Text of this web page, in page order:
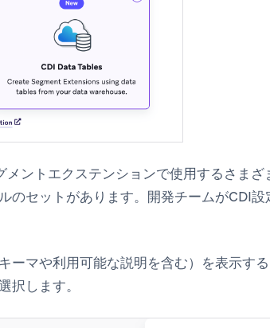
ントエクステンションで使用するさまざ
のセットがあります。開発チームがCDI
ーマや利用可能な説明を含む）を表示する
択します。